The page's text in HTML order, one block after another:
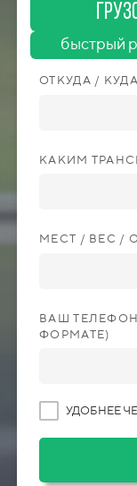
быстрый
ОТКУДА / КУДА
КАКИМ
МЕСТ / ВЕС /
ВАШ
ФОРМАТЕ)
УДОБНЕЕ